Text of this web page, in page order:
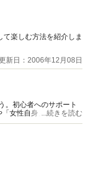
楽しむ方法を紹介しま
新日：2006年12月08日
。初心者へのサポート
女性自身」などで、パ
...続きを読む